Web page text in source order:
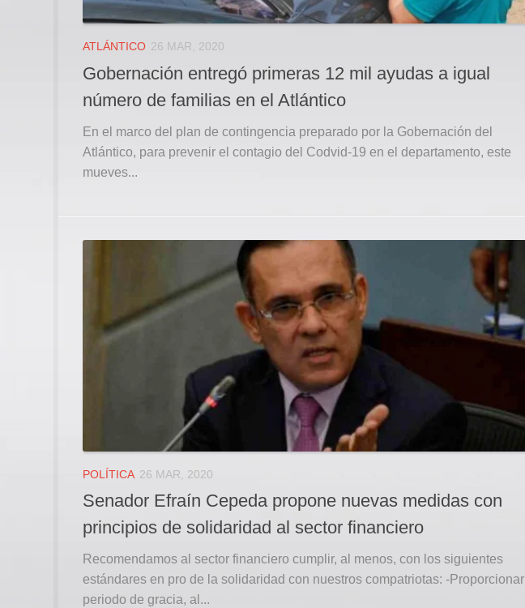
ATLÁNTICO 26 MAR, 2020
Gobernación entregó primeras 12 mil ayudas a igual
número de familias en el Atlántico
En el marco del plan de contingencia preparado por la Gobernación del
Atlántico, para prevenir el contagio del Codvid-19 en el departamento, este
mueves...
POLÍTICA 26 MAR, 2020
Senador Efraín Cepeda propone nuevas medidas con
principios de solidaridad al sector financiero
Recomendamos al sector financiero cumplir, al menos, con los siguientes
estándares en pro de la solidaridad con nuestros compatriotas: -Proporcionar
periodo de gracia, al...